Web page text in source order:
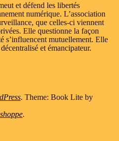
et défend les libertés
numérique. L’association
que celles-ci viennent
Elle questionne la façon
s’influencent mutuellement. Elle
et émancipateur.
. Theme: Book Lite by
.